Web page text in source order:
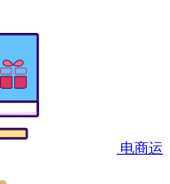
电商运